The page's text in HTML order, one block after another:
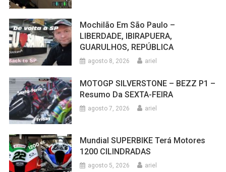
Mochilão Em São Paulo –
LIBERDADE, IBIRAPUERA,
GUARULHOS, REPÚBLICA
agosto 8, 2026 ariel
MOTOGP SILVERSTONE – BEZZ P1 –
Resumo Da SEXTA-FEIRA
agosto 7, 2026 ariel
Mundial SUPERBIKE Terá Motores
1200 CILINDRADAS
agosto 5, 2026 ariel